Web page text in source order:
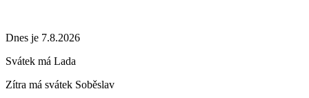
Dnes je 7.8.2026
Svátek má Lada
Zítra má svátek Soběslav